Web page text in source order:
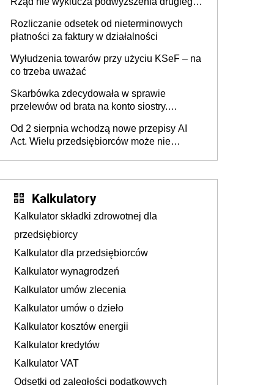
Rozliczanie odsetek od nieterminowych
płatności za faktury w działalności
Wyłudzenia towarów przy użyciu KSeF – na
co trzeba uważać
Skarbówka zdecydowała w sprawie
przelewów od brata na konto siostry.
darowizna, ale podatku jednak nie będzie
Od 2 sierpnia wchodzą nowe przepisy AI
Act. Wielu przedsiębiorców może nie
Kalkulatory
Kalkulator składki zdrowotnej dla
przedsiębiorcy
Kalkulator dla przedsiębiorców
Kalkulator wynagrodzeń
Kalkulator umów zlecenia
Kalkulator umów o dzieło
Kalkulator kosztów energii
Kalkulator kredytów
Kalkulator VAT
Odsetki od zaległości podatkowych